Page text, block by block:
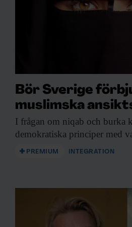
Bör Sverige
muslimska
I frågan om niqab och burka
demokratiska principer med
PREMIUM INTEGRATION